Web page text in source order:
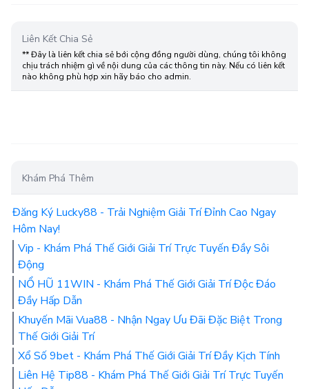
Liên Kết Chia Sẻ
** Đây là liên kết chia sẻ bới cộng đồng người dùng, chúng tôi không
chịu trách nhiệm gì về nội dung của các thông tin này. Nếu có liên kết
nào không phù hợp xin hãy báo cho admin.
Khám Phá Thêm
Đăng Ký Lucky88 - Trải Nghiệm Giải Trí Đỉnh Cao Ngay
Hôm Nay!
Vip - Khám Phá Thế Giới Giải Trí Trực Tuyến Đầy Sôi
Động
NỔ HŨ 11WIN - Khám Phá Thế Giới Giải Trí Độc Đáo
Đầy Hấp Dẫn
Khuyến Mãi Vua88 - Nhận Ngay Ưu Đãi Đặc Biệt Trong
Thế Giới Giải Trí
Xổ Số 9bet - Khám Phá Thế Giới Giải Trí Đầy Kịch Tính
Liên Hệ Tip88 - Khám Phá Thế Giới Giải Trí Trực Tuyến